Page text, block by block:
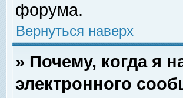
форума.
Вернуться наверх
» Почему, когда я
электронного